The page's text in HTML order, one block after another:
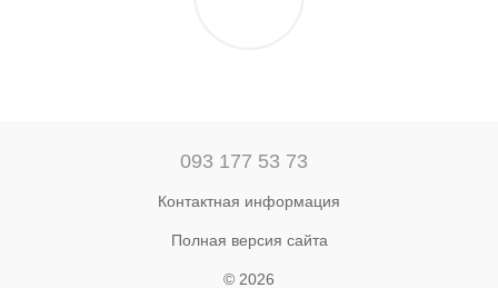
093 177 53 73
Контактная информация
Полная версия сайта
© 2026